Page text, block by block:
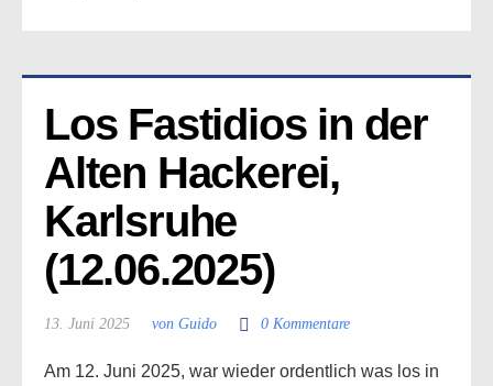
Los Fastidios in der
Alten Hackerei,
Karlsruhe
(12.06.2025)
13. Juni 2025 von Guido 0 Kommentare
Am 12. Juni 2025, war wieder ordentlich was los in